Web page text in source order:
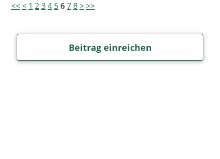
<<< 1 234 5678>>>
Beitrag einreichen